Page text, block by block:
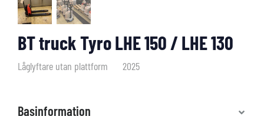
BT truck Tyro LHE 150 / LHE 130
Låglyftare utan plattform 2025
Basinformation